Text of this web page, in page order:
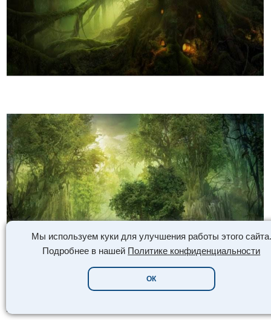
Мы используем куки для улучшения работы этого сайта.
Подробнее в нашей Политике конфиденциальности
ОК